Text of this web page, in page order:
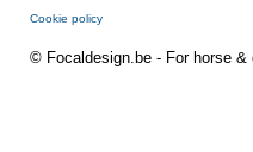
Cookie policy
© Focaldesign.be - For horse &